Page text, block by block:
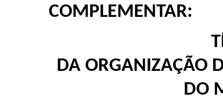
COMPLEMENTAR:
DA ORGANIZAÇÃO
DO